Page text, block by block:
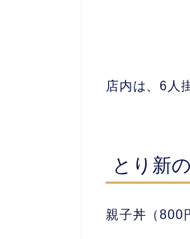
店内は、6人
とり新
親子丼（800